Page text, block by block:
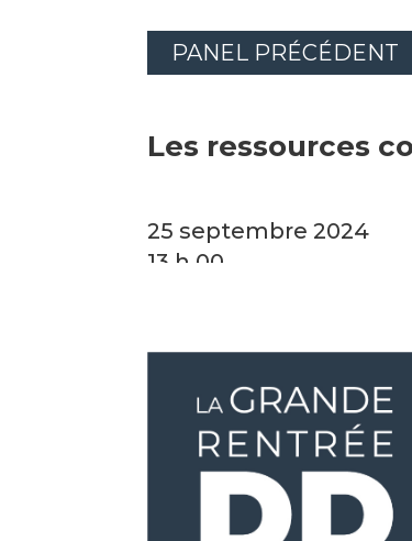
PANEL PRÉCÉDENT
Les ressources
25 septembre 2024
13 h 00